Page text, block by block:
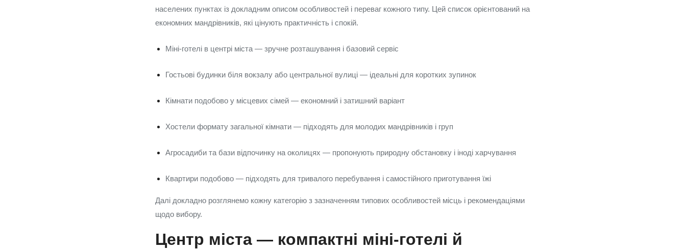
населених пунктах із докладним описом особливостей і переваг кожного типу. Цей список орієнтований на
економних мандрівників, які цінують практичність і спокій.
Міні-готелі в центрі міста — зручне розташування і базовий сервіс
Гостьові будинки біля вокзалу або центральної вулиці — ідеальні для коротких зупинок
Кімнати подобово у місцевих сімей — економний і затишний варіант
Хостели формату загальної кімнати — підходять для молодих мандрівників і груп
Агросадиби та бази відпочинку на околицях — пропонують природну обстановку і іноді харчування
Квартири подобово — підходять для тривалого перебування і самостійного приготування їжі
Далі докладно розглянемо кожну категорію з зазначенням типових особливостей місць і рекомендаціями
щодо вибору.
Центр міста — компактні міні-готелі й